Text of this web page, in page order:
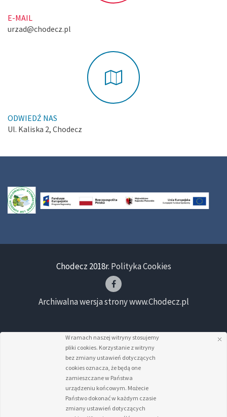
E-MAIL
urzad@chodecz.pl
ODWIEDŹ NAS
Ul. Kaliska 2, Chodecz
Chodecz 2018r. Polityka Cookies
Archiwalna wersja strony www.Chodecz.pl
W ramach naszej witryny stosujemy
pliki cookies. Korzystanie z witryny
bez zmiany ustawień dotyczących
cookies oznacza, że będą one
zamieszczane w Państwa
urządzeniu końcowym. Możecie
Państwo dokonać w każdym czasie
zmiany ustawień dotyczących